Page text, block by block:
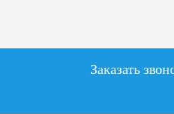
Заказать